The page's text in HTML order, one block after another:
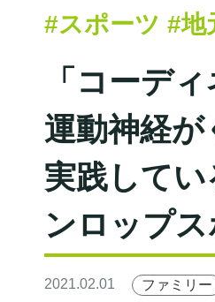
#スポーツ #地
「コーデ
運動神経
実践して
ンロップス
2021.02.01 ファミリー